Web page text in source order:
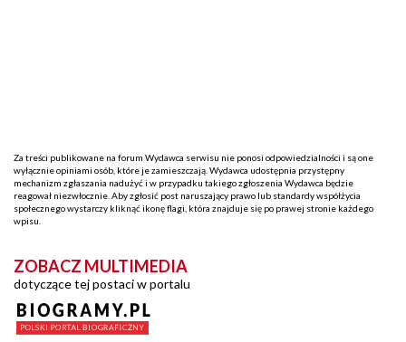
Za treści publikowane na forum Wydawca serwisu nie ponosi odpowiedzialności i są one
wyłącznie opiniami osób, które je zamieszczają. Wydawca udostępnia przystępny
mechanizm zgłaszania nadużyć i w przypadku takiego zgłoszenia Wydawca będzie
reagował niezwłocznie. Aby zgłosić post naruszający prawo lub standardy współżycia
społecznego wystarczy kliknąć ikonę flagi, która znajduje się po prawej stronie każdego
wpisu.
ZOBACZ MULTIMEDIA
dotyczące tej postaci w portalu